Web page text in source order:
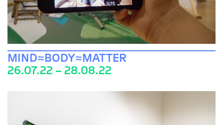
MIND≈BODY≈MATTER
26.07.22 – 28.08.22